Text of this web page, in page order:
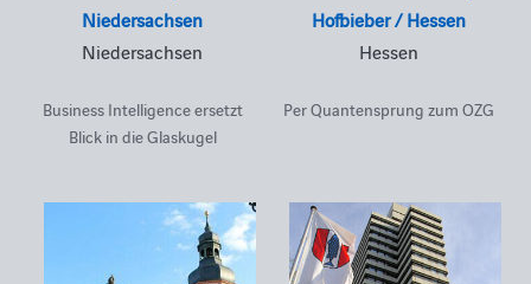
Niedersachsen
Niedersachsen
Business Intelligence ersetzt
Blick in die Glaskugel
Hofbieber / Hessen
Hessen
Per Quantensprung zum OZG